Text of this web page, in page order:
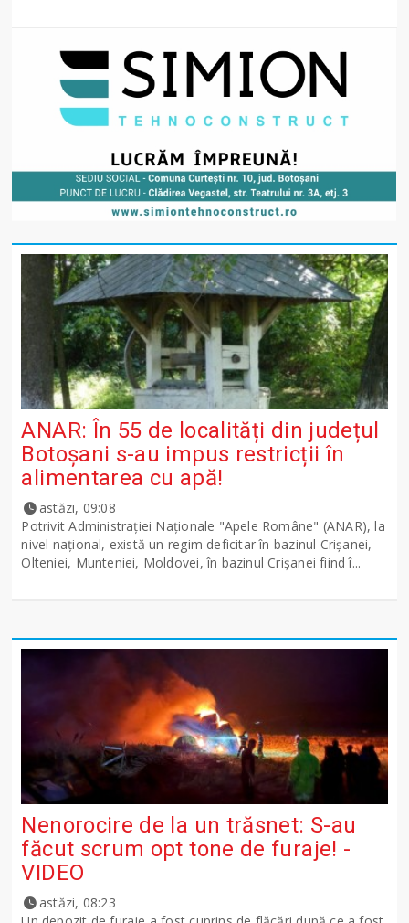
ANAR: În 55 de localități din județul
Botoșani s-au impus restricții în
alimentarea cu apă!
astăzi, 09:08
Potrivit Administraţiei Naţionale "Apele Române" (ANAR), la
nivel naţional, există un regim deficitar în bazinul Crişanei,
Olteniei, Munteniei, Moldovei, în bazinul Crişanei fiind î...
Nenorocire de la un trăsnet: S-au
făcut scrum opt tone de furaje! -
VIDEO
astăzi, 08:23